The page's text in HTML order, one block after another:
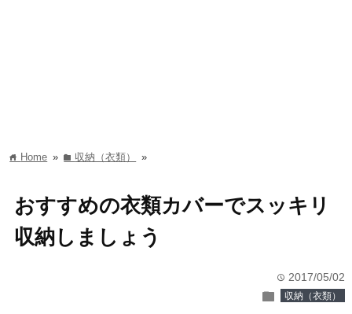
home Home » folder 収納（衣類） »
おすすめの衣類カバーでスッキリ
収納しましょう
time 2017/05/02
folder 収納（衣類）